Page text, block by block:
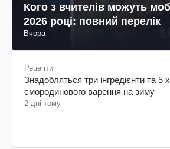
Кого з вчителів можуть
2026 році: повний перелік
Вчора
Рецепти
Знадобляться три інгредієнти та 5
смородинового варення на зиму
2 дні тому